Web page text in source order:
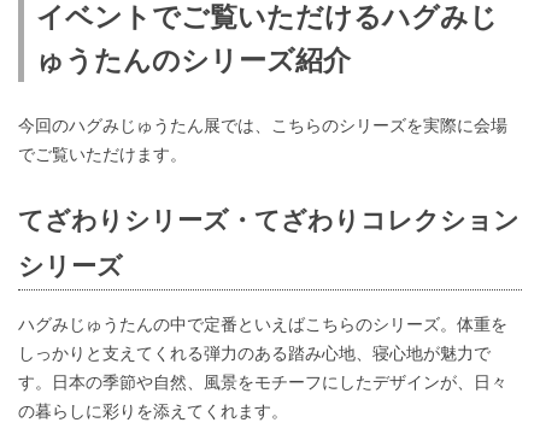
イベントでご覧いただけるハグみじ
ゅうたんのシリーズ紹介
今回のハグみじゅうたん展では、こちらのシリーズを実際に会場
でご覧いただけます。
てざわりシリーズ・てざわりコレクション
シリーズ
ハグみじゅうたんの中で定番といえばこちらのシリーズ。体重を
しっかりと支えてくれる弾力のある踏み心地、寝心地が魅力で
す。日本の季節や自然、風景をモチーフにしたデザインが、日々
の暮らしに彩りを添えてくれます。